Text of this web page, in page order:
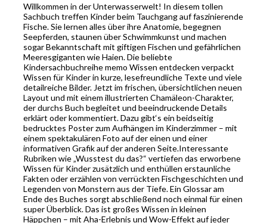
Willkommen in der Unterwasserwelt! In diesem tollen
Sachbuch treffen Kinder beim Tauchgang auf faszinierende
Fische. Sie lernen alles über ihre Anatomie, begegnen
Seepferden, staunen über Schwimmkunst und machen
sogar Bekanntschaft mit giftigen Fischen und gefährlichen
Meeresgiganten wie Haien. Die beliebte
Kindersachbuchreihe memo Wissen entdecken verpackt
Wissen für Kinder in kurze, lesefreundliche Texte und viele
detailreiche Bilder. Jetzt im frischen, übersichtlichen neuen
Layout und mit einem illustrierten Chamäleon-Charakter,
der durchs Buch begleitet und beeindruckende Details
erklärt oder kommentiert. Dazu gibt‘s ein beidseitig
bedrucktes Poster zum Aufhängen im Kinderzimmer – mit
einem spektakulären Foto auf der einen und einer
informativen Grafik auf der anderen Seite.Interessante
Rubriken wie „Wusstest du das?“ vertiefen das erworbene
Wissen für Kinder zusätzlich und enthüllen erstaunliche
Fakten oder erzählen von verrückten Fischgeschichten und
Legenden von Monstern aus der Tiefe. Ein Glossar am
Ende des Buches sorgt abschließend noch einmal für einen
super Überblick. Das ist großes Wissen in kleinen
Häppchen – mit Aha-Erlebnis und Wow-Effekt auf jeder